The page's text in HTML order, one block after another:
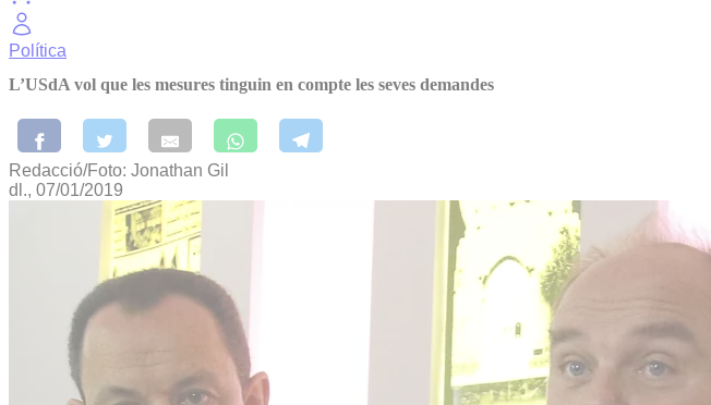
Política
L’USdA vol que les mesures tinguin en compte les seves demandes
Redacció/Foto: Jonathan Gil
dl., 07/01/2019